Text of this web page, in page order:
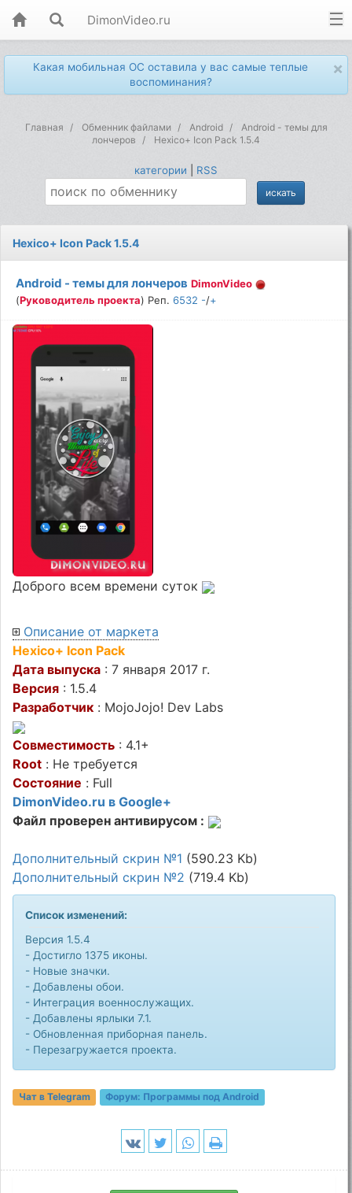
DimonVideo.ru
×
Какая мобильная ОС оставила у вас самые теплые
воспоминания?
Главная Обменник файлами Android
Android - темы для
лончеров
Hexico+ Icon Pack 1.5.4
категории RSS
Hexico+ Icon Pack 1.5.4
Android - темы для лончеров DimonVideo
(Руководитель проекта) Реп.6532 -/+
Доброго всем времени суток
Описание от маркета
Hexico+ Icon Pack
Дата выпуска : 7 января 2017 г.
Версия : 1.5.4
Разработчик : MojoJojo! Dev Labs
Совместимость : 4.1+
Root : Не требуется
Состояние : Full
DimonVideo.ru в Google+
Файл проверен антивирусом :
Дополнительный скрин №1 (590.23 Kb)
Дополнительный скрин №2 (719.4 Kb)
Список изменений:
Версия 1.5.4
- Достигло 1375 иконы.
- Новые значки.
- Добавлены обои.
- Интеграция военнослужащих.
- Добавлены ярлыки 7.1.
- Обновленная приборная панель.
- Перезагружается проекта.
Чат в Telegram Форум: Программы под Android